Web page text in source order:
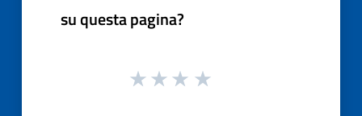
su questa pagina?